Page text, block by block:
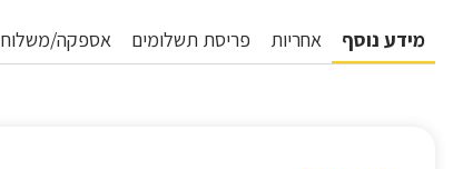
מידע נוסף אחריות פריסת תשלומים אספקה/משלוח